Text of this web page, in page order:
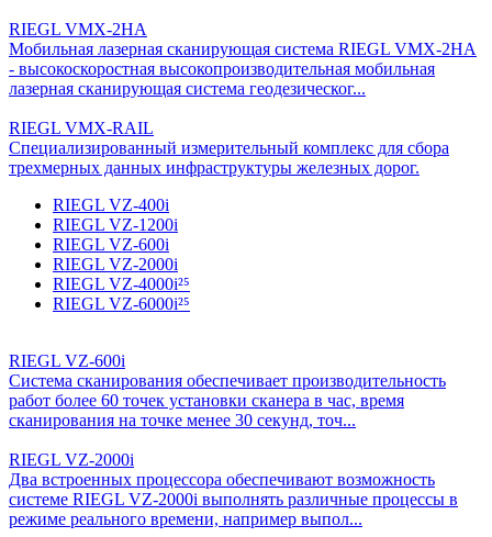
RIEGL VMX-2HA
Мобильная лазерная сканирующая система RIEGL VMX-2HA
- высокоскоростная высокопроизводительная мобильная
лазерная сканирующая система геодезическог...
RIEGL VMX-RAIL
Специализированный измерительный комплекс для сбора
трехмерных данных инфраструктуры железных дорог.
RIEGL VZ-400i
RIEGL VZ-1200i
RIEGL VZ-600i
RIEGL VZ-2000i
RIEGL VZ-4000i²⁵
RIEGL VZ-6000i²⁵
RIEGL VZ-600i
Система сканирования обеспечивает производительность
работ более 60 точек установки сканера в час, время
сканирования на точке менее 30 секунд, точ...
RIEGL VZ-2000i
Два встроенных процессора обеспечивают возможность
системе RIEGL VZ-2000i выполнять различные процессы в
режиме реального времени, например выпол...